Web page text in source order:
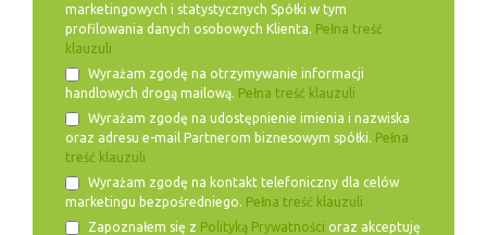
marketingowych i statystycznych Spółki w tym
profilowania danych osobowych Klienta. Pełna treść
klauzuli
Wyrażam zgodę na otrzymywanie informacji
handlowych drogą mailową. Pełna treść klauzuli
Wyrażam zgodę na udostępnienie imienia i nazwiska
oraz adresu e-mail Partnerom biznesowym spółki. Pełna
treść klauzuli
Wyrażam zgodę na kontakt telefoniczny dla celów
marketingu bezpośredniego. Pełna treść klauzuli
Zapoznałem się z Polityką Prywatności oraz akceptuję